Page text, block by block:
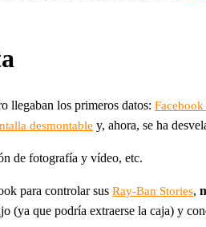
llegaban los primeros datos:
desmontable y, ahora, se ha
de fotografía y vídeo, etc.
para controlar sus Ray-Ban Stories,
(ya que podría extraerse la caja) y